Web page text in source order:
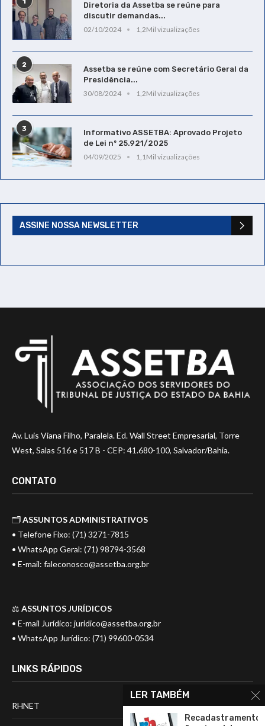
Diretoria da Assetba se reúne para
discutir demandas...
02/10/2024
1,2Mil vizualizações
2
Assetba se reúne com Secretário Geral da
Presidência...
30/08/2024
1,2Mil vizualizações
3
Informativo ASSETBA: Aprovado Projeto
de Lei nº 25.921/2025
04/09/2025
1,1Mil vizualizações
ASSINE NOSSA NEWSLETTER
Av. Luis Viana Filho, Paralela. Ed. Wall Street Empresarial, Torre
West, Salas 516 e 517 B - CEP: 41.680-100, Salvador/Bahia.
CONTATO
🗂️ASSUNTOS ADMINISTRATIVOS
• Telefone Fixo: (71) 3271-7815
• WhatsApp Geral: (71) 98794-3568
• E-mail: faleconosco@assetba.org.br
⚖️ ASSUNTOS JURÍDICOS
• E-mail Jurídico: juridico@assetba.org.br
• WhatsApp Jurídico: (71) 99600-0534
LINKS RÁPIDOS
RHNET
LER TAMBÉM
Recadastramento